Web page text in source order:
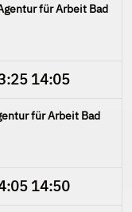
für Arbeit Bad
14:05
für Arbeit Bad
14:50